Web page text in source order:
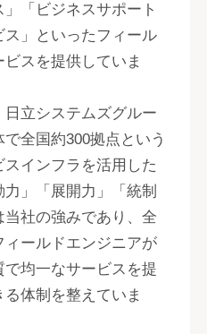
」「ビジネスサポート
ス」といったフィール
ビスを提供していま
日立システムズグルー
で全国約300拠点という
スインフラを活用した
力」「展開力」「統制
当社の強みであり、全
ィールドエンジニアが
で均一なサービスを提
る体制を整えていま